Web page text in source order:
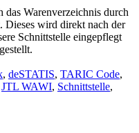
Warenverzeichnis durch
Dieses wird direkt nach der
Schnittstelle eingepflegt
, deSTATIS, TARIC Code,
JTL WAWI, Schnittstelle,